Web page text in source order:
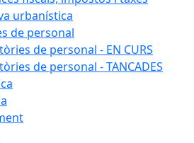
urbanística
de personal
de personal - EN CURS
de personal - TANCADES